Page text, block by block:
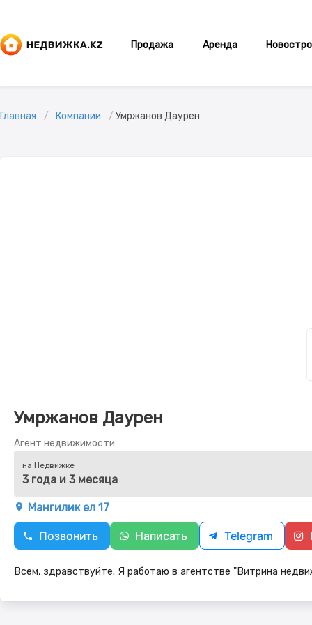
Продажа Аренда
Главная Компании Умржанов Даурен
Умржанов Даурен
Агент недвижимости
на Недвижке
3 года и 3 месяца
Мангилик ел 17
Позвонить Написать Telegram